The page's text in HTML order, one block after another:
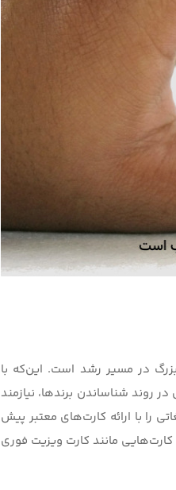
در مسیر رشد است. این‌که با
روند شناساندن برندها، نیازمند
را با ارائه کارت‌های معتبر پیش
مانند کارت ویزیت فوری